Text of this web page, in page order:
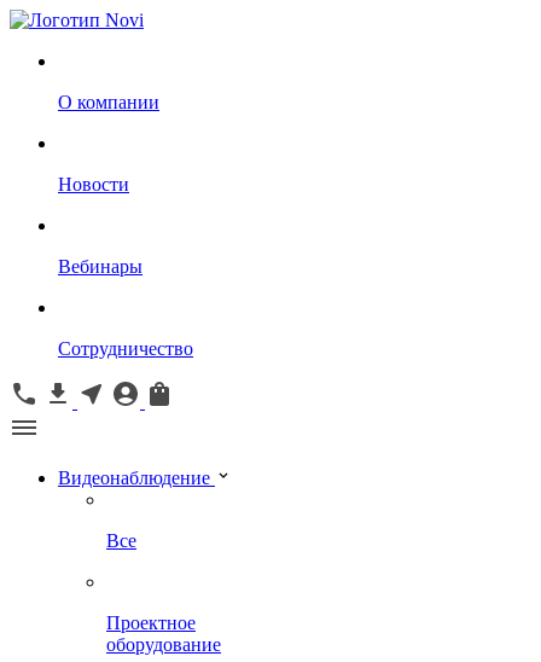
О компании
Новости
Вебинары
Сотрудничество
Видеонаблюдение
Все
Проектное
оборудование